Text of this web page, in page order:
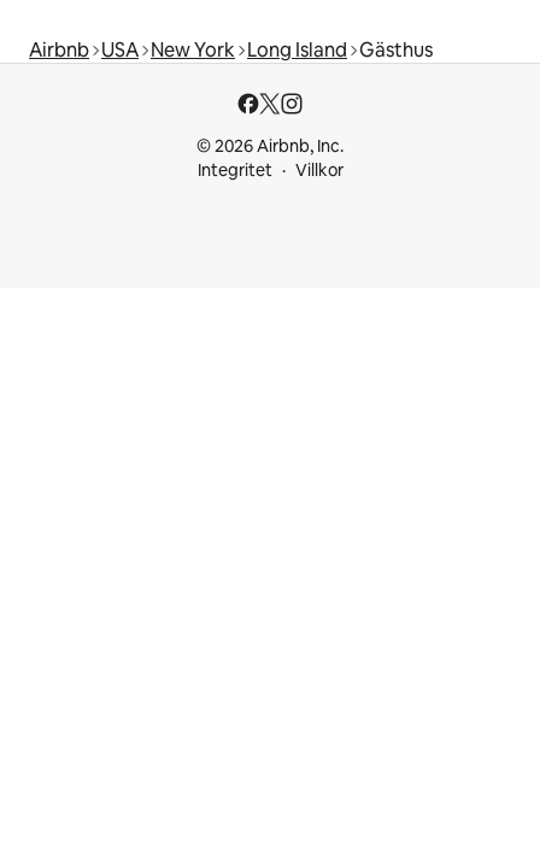
Airbnb USA New York Long Island Gästhus
© 2026 Airbnb, Inc.
Integritet
Villkor